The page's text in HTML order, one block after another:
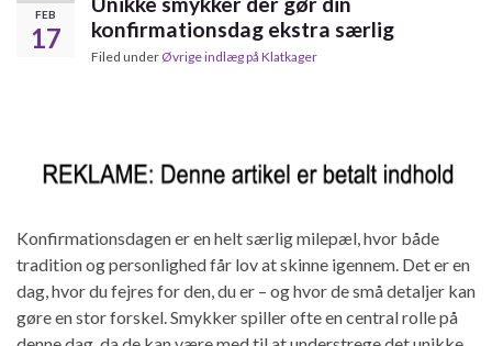
FEB
17
konfirmationsdag ekstra særlig
Filed under Øvrige indlæg på Klatkager
Konfirmationsdagen er en helt særlig milepæl, hvor både
tradition og personlighed får lov at skinne igennem. Det er en
dag, hvor du fejres for den, du er – og hvor de små detaljer kan
gøre en stor forskel. Smykker spiller ofte en central rolle på